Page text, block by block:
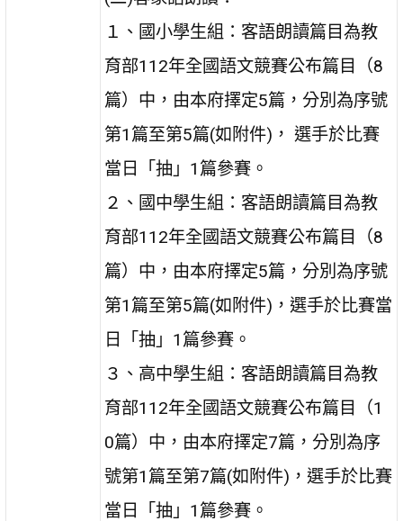
１、國小學生組：客語朗讀篇目為教
育部112年全國語文競賽公布篇目（8
篇）中，由本府擇定5篇，分別為序號
第1篇至第5篇(如附件)， 選手於比賽
當日「抽」1篇參賽。
２、國中學生組：客語朗讀篇目為教
育部112年全國語文競賽公布篇目（8
篇）中，由本府擇定5篇，分別為序號
第1篇至第5篇(如附件)，選手於比賽當
日「抽」1篇參賽。
３、高中學生組：客語朗讀篇目為教
育部112年全國語文競賽公布篇目（1
0篇）中，由本府擇定7篇，分別為序
號第1篇至第7篇(如附件)，選手於比賽
當日「抽」1篇參賽。